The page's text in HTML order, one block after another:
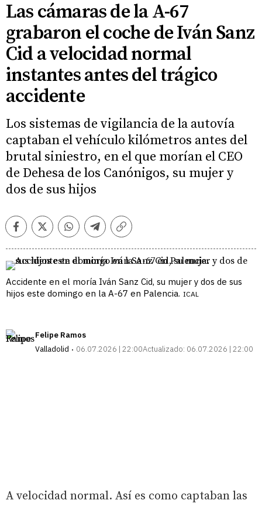
Las cámaras de la A-67
grabaron el coche de Iván Sanz
Cid a velocidad normal
instantes antes del trágico
accidente
Los sistemas de vigilancia de la autovía
captaban el vehículo kilómetros antes del
brutal siniestro, en el que morían el CEO
de Dehesa de los Canónigos, su mujer y
dos de sus hijos
FacebookTwitterWhatsappTelegramCopiar
Accidente en el moría Iván Sanz Cid, su mujer y dos de sus
hijos este domingo en la A-67 en Palencia. ICAL
Felipe Ramos
Valladolid
06.07.2026 | 22:00Actualizado: 06.07.2026 | 22:00
A velocidad normal. Así es como captaban las